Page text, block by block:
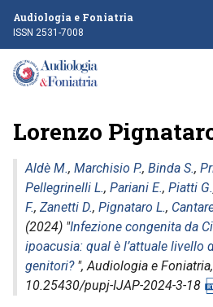
Audiologia e Foniatria
ISSN 2531-7008
Lorenzo
Aldè M., Marchisio P., Binda S.,
Pellegrinelli L., Pariani E., Piatti G.
F., Zanetti D., Pignataro L.,
(2024) "Infezione congenita da
ipoacusia: qual è l’attuale livello
genitori?",Audiologia e Foniatria
10.25430/pupj-IJAP-2024-3-18